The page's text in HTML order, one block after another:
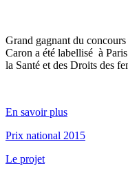
Grand gagnant du
Caron a été labellisé à
la Santé et des Droits des
En savoir plus
Prix national 2015
Le projet